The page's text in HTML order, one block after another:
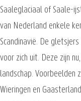
Saaleglaciaal of Saale-
van Nederland enkele
Scandinavië. De
voor zich uit. Deze zijn
landschap. Voorbeelden
Wieringen en